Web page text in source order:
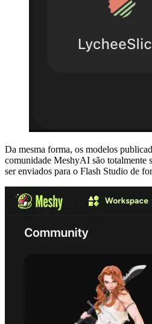
Da mesma forma, os modelos
comunidade MeshyAI são totalmente
ser enviados para o Flash Studio de